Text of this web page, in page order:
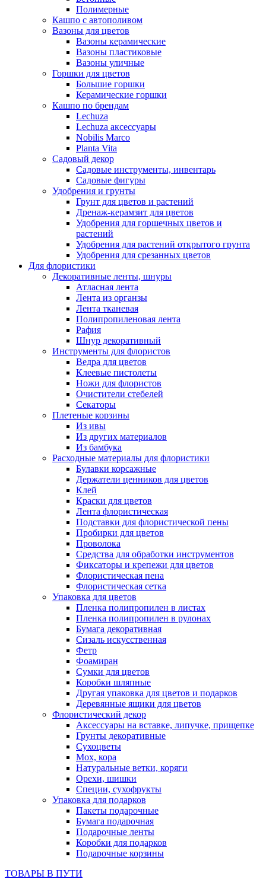
Полимерные
Кашпо с автополивом
Вазоны для цветов
Вазоны керамические
Вазоны пластиковые
Вазоны уличные
Горшки для цветов
Большие горшки
Керамические горшки
Кашпо по брендам
Lechuza
Lechuza аксессуары
Nobilis Marco
Planta Vita
Садовый декор
Садовые инструменты, инвентарь
Садовые фигуры
Удобрения и грунты
Грунт для цветов и растений
Дренаж-керамзит для цветов
Удобрения для горшечных цветов и
растений
Удобрения для растений открытого грунта
Удобрения для срезанных цветов
Для флористики
Декоративные ленты, шнуры
Атласная лента
Лента из органзы
Лента тканевая
Полипропиленовая лента
Рафия
Шнур декоративный
Инструменты для флористов
Ведра для цветов
Клеевые пистолеты
Ножи для флористов
Очистители стебелей
Секаторы
Плетеные корзины
Из ивы
Из других материалов
Из бамбука
Расходные материалы для флористики
Булавки корсажные
Держатели ценников для цветов
Клей
Краски для цветов
Лента флористическая
Подставки для флористической пены
Пробирки для цветов
Проволока
Средства для обработки инструментов
Фиксаторы и крепежи для цветов
Флористическая пена
Флористическая сетка
Упаковка для цветов
Пленка полипропилен в листах
Пленка полипропилен в рулонах
Бумага декоративная
Сизаль искусственная
Фетр
Фоамиран
Сумки для цветов
Коробки шляпные
Другая упаковка для цветов и подарков
Деревянные ящики для цветов
Флористический декор
Аксессуары на вставке, липучке, прищепке
Грунты декоративные
Сухоцветы
Мох, кора
Натуральные ветки, коряги
Орехи, шишки
Специи, сухофрукты
Упаковка для подарков
Пакеты подарочные
Бумага подарочная
Подарочные ленты
Коробки для подарков
Подарочные корзины
ТОВАРЫ В ПУТИ